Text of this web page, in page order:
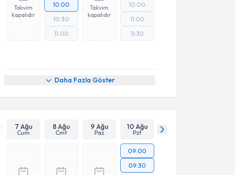
Takvim
kapalıdır
10:00
10:30
11:00
Takvim
kapalıdır
10:00
11:00
11:30
Daha Fazla Göster
7 Ağu
Cum
8 Ağu
Cmt
9 Ağu
Paz
10 Ağu
Pzt
09:00
09:30